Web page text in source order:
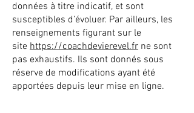
données à titre indicatif, et sont
susceptibles d’évoluer. Par ailleurs, les
renseignements figurant sur le
site https://coachdevierevel.fr ne sont
pas exhaustifs. Ils sont donnés sous
réserve de modifications ayant été
apportées depuis leur mise en ligne.